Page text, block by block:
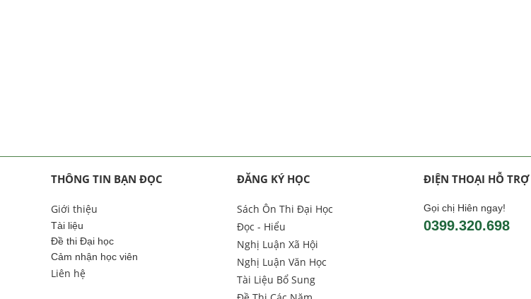
THÔNG TIN BẠN ĐỌC
Giới thiệu
Tài liệu
Đề thi Đại học
Cảm nhận học viên
Liên hệ
ĐĂNG KÝ HỌC
Sách Ôn Thi Đại Học
Đọc - Hiểu
Nghị Luận Xã Hội
Nghị Luận Văn Học
Tài Liệu Bổ Sung
ĐIỆN THOẠI HỖ TRỢ
Gọi chị Hiên ngay!
0399.320.698